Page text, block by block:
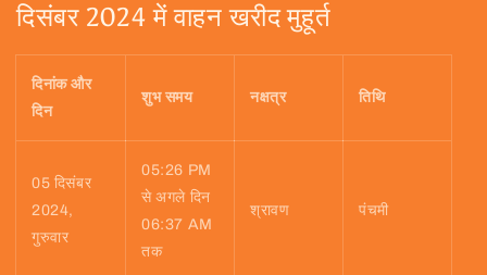
दिसंबर 2024 में वाहन खरीद मुहूर्त
दिनांक और
दिन
शुभ समय नक्षत्र तिथि
05 दिसंबर
2024,
गुरुवार
05:26 PM
से अगले दिन
06:37 AM
तक
श्रावण पंचमी